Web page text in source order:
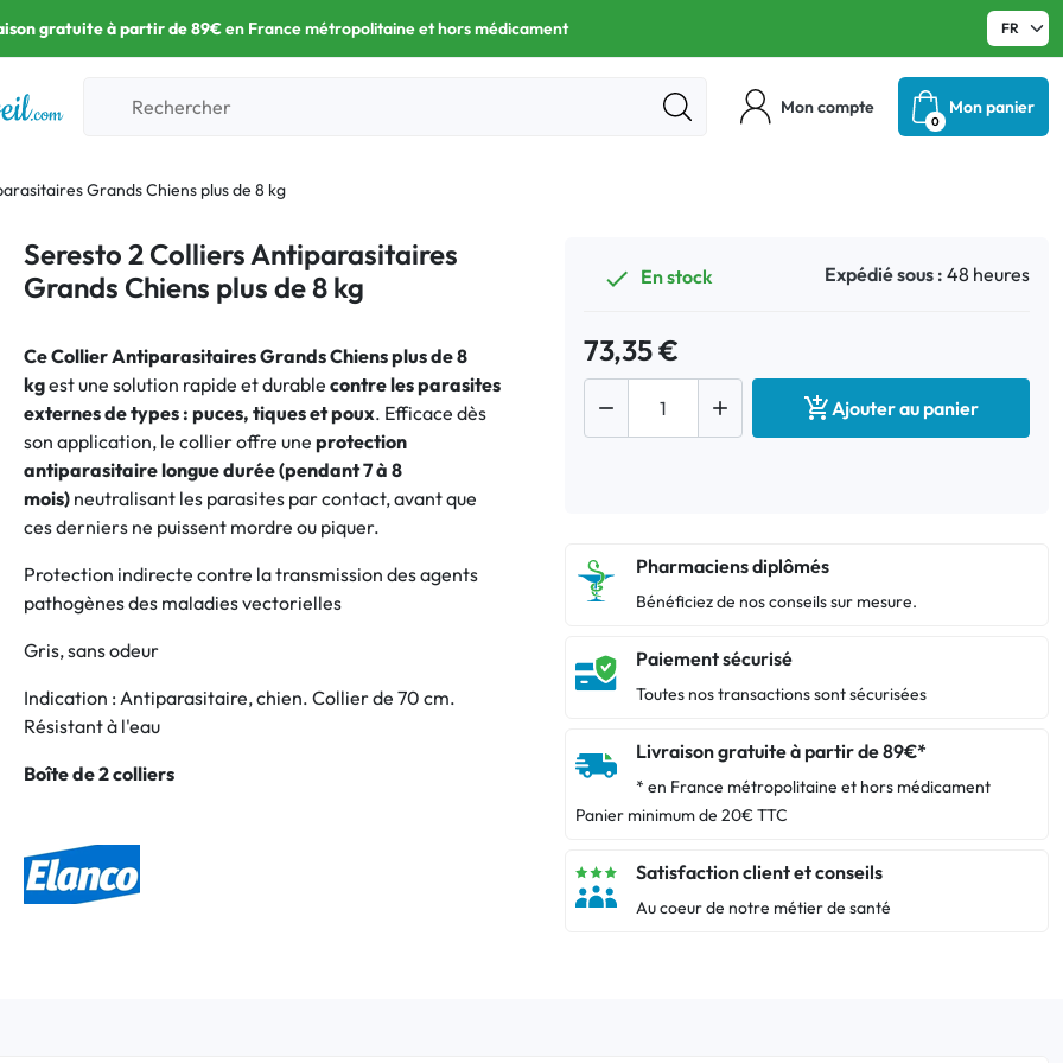
gratuite à partir de 89€en France métropolitaine et hors médicament
Mon compte Mon panier
0
Grands Chiens plus de 8 kg
Seresto 2 Colliers Antiparasitaires
Grands Chiens plus de 8 kg
Ce Collier Antiparasitaires Grands Chiens plus de 8
kgest une solution rapide et durable contre les parasites
externes de types : puces, tiques et poux. Efficace dès
son application, le collier offre une protection
antiparasitaire longue durée (pendant 7 à 8
mois) neutralisant les parasites par contact, avant que
ces derniers ne puissent mordre ou piquer.
Protection indirecte contre la transmission des agents
pathogènes des maladies vectorielles
Gris, sans odeur
Indication : Antiparasitaire, chien. Collier de 70 cm.
Résistant à l'eau
Boîte de 2 colliers
 En stock Expédié sous : 48 heures
73,35 €
  Ajouter au panier
Pharmaciens diplômés
Bénéficiez de nos conseils sur mesure.
Paiement sécurisé
Toutes nos transactions sont sécurisées
Livraison gratuite à partir de 89€*
* en France métropolitaine et hors médicament
Panier minimum de 20€ TTC
Satisfaction client et conseils
Au coeur de notre métier de santé